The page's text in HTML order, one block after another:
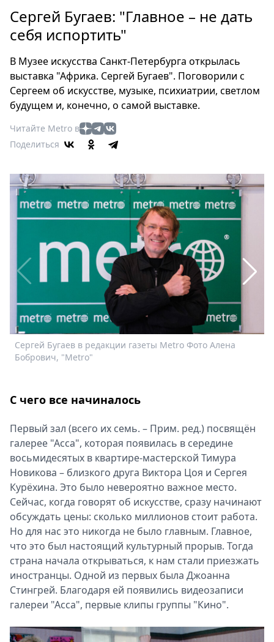
Россия
Мир
Еда
Туризм
Мода
Театр
Кино
Афиша
Книги
Выставки
Пресс-
релизы
О
Metro
Спецпроекты
Звезды
Выборы
2026
Скачай
Metro
Сергей Бугаев: "Главное – не дать
себя испортить"
В Музее искусства Санкт-Петербурга открылась
выставка "Африка. Сергей Бугаев". Поговорили с
Сергеем об искусстве, музыке, психиатрии, светлом
будущем и, конечно, о самой выставке.
Читайте Metro в
Поделиться
Сергей Бугаев в редакции газеты Мetro Фото Алена
Бобрович, "Metro"
С чего все начиналось
Первый зал (всего их семь. – Прим. ред.) посвящён
галерее "Асса", которая появилась в середине
восьмидесятых в квартире‑мастерской Тимура
Новикова – близкого друга Виктора Цоя и Сергея
Курёхина. Это было невероятно важное место.
Сейчас, когда говорят об искусстве, сразу начинают
обсуждать цены: сколько миллионов стоит работа.
Но для нас это никогда не было главным. Главное,
что это был настоящий культурный прорыв. Тогда
страна начала открываться, к нам стали приезжать
иностранцы. Одной из первых была Джоанна
Стингрей. Благодаря ей появились видеозаписи
галереи "Асса", первые клипы группы "Кино".